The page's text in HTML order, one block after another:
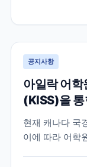
공지사항
아일락 어학
(KISS)을 통
현재 캐나다 국
이에 따라 어학